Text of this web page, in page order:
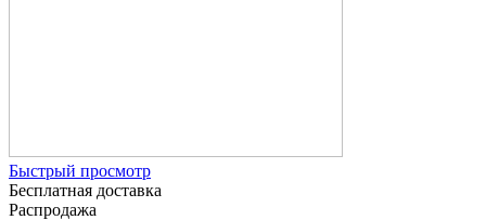
Быстрый просмотр
Бесплатная доставка
Распродажа